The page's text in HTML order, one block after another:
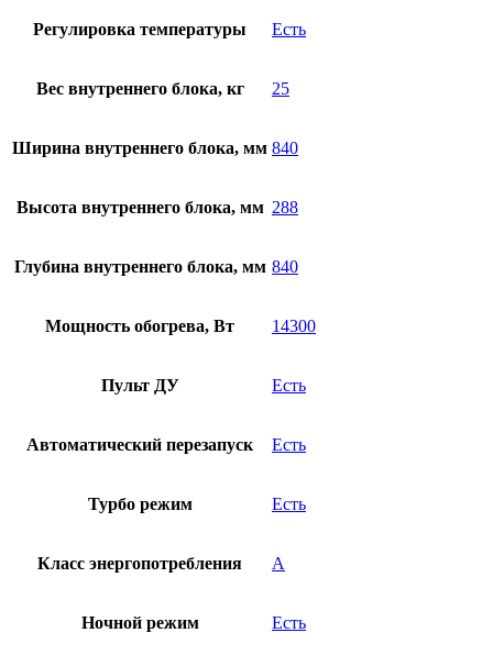
Регулировка температуры Есть
Вес внутреннего блока, кг 25
Ширина внутреннего блока, мм 840
Высота внутреннего блока, мм 288
Глубина внутреннего блока, мм 840
Мощность обогрева, Вт 14300
Пульт ДУ Есть
Автоматический перезапуск Есть
Турбо режим Есть
Класс энергопотребления A
Ночной режим Есть